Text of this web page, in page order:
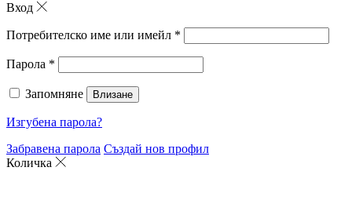
Вход
Потребителско име или имейл *
Парола *
Запомняне Влизане
Изгубена парола?
Забравена парола Създай нов профил
Количка